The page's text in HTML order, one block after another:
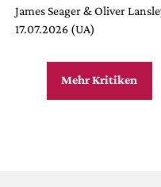
James Seager & Oliver
17.07.2026 (UA)
Mehr Kritiken